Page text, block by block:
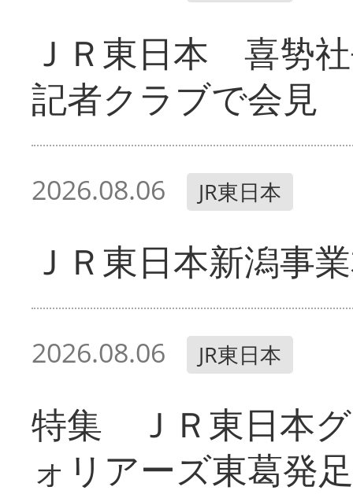
ＪＲ東日本 喜㔟
記者クラブで会見
2026.08.06 JR東日本
ＪＲ東日本新潟事
2026.08.06 JR東日本
特集 ＪＲ東日本
ォリアーズ東葛発足